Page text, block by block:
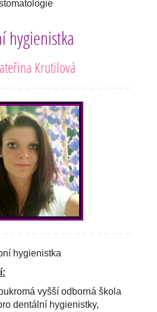
hygienistka
Krutilová
hygienistka
vyšší odborná škola
dentální hygienistky,